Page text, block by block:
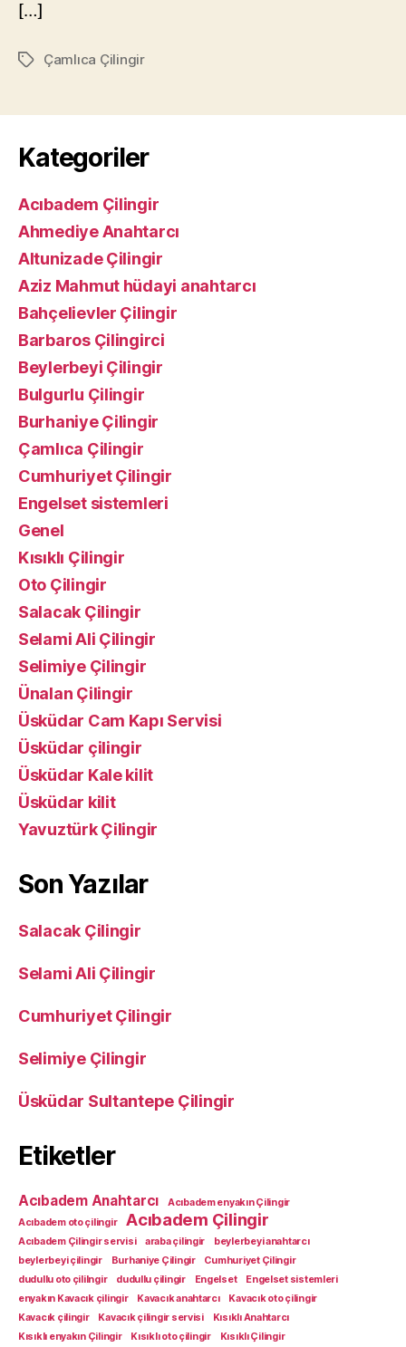
[…]
EtiketlerÇamlıca Çilingir
Kategoriler
Acıbadem Çilingir
Ahmediye Anahtarcı
Altunizade Çilingir
Aziz Mahmut hüdayi anahtarcı
Bahçelievler Çilingir
Barbaros Çilingirci
Beylerbeyi Çilingir
Bulgurlu Çilingir
Burhaniye Çilingir
Çamlıca Çilingir
Cumhuriyet Çilingir
Engelset sistemleri
Genel
Kısıklı Çilingir
Oto Çilingir
Salacak Çilingir
Selami Ali Çilingir
Selimiye Çilingir
Ünalan Çilingir
Üsküdar Cam Kapı Servisi
Üsküdar çilingir
Üsküdar Kale kilit
Üsküdar kilit
Yavuztürk Çilingir
Son Yazılar
Salacak Çilingir
Selami Ali Çilingir
Cumhuriyet Çilingir
Selimiye Çilingir
Üsküdar Sultantepe Çilingir
Etiketler
Acıbadem Anahtarcı
Acıbadem enyakın Çilingir
Acıbadem oto çilingir
Acıbadem Çilingir
Acıbadem Çilingir servisi araba çilingir
beylerbeyi anahtarcı
beylerbeyi çilingir
Burhaniye Çilingir
Cumhuriyet Çilingir
dudullu oto çililngir
dudullu çilingir Engelset
Engelset sistemleri
enyakın Kavacık çilingir
Kavacık anahtarcı
Kavacık oto çilingir
Kavacık çilingir
Kavacık çilingir servisi
Kısıklı Anahtarcı
Kısıklı enyakın Çilingir
Kısıklı oto çilingir Kısıklı Çilingir